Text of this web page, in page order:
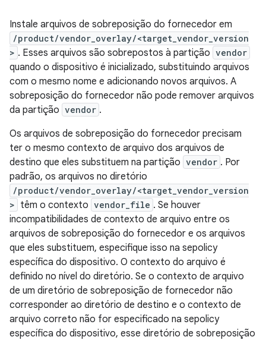
Instale arquivos de sobreposição do fornecedor em
/product/vendor_overlay/<target_vendor_version
> . Esses arquivos são sobrepostos à partição vendor
quando o dispositivo é inicializado, substituindo arquivos
com o mesmo nome e adicionando novos arquivos. A
sobreposição do fornecedor não pode remover arquivos
da partição vendor .
Os arquivos de sobreposição do fornecedor precisam
ter o mesmo contexto de arquivo dos arquivos de
destino que eles substituem na partição vendor . Por
padrão, os arquivos no diretório
/product/vendor_overlay/<target_vendor_version
> têm o contexto vendor_file . Se houver
incompatibilidades de contexto de arquivo entre os
arquivos de sobreposição do fornecedor e os arquivos
que eles substituem, especifique isso na sepolicy
específica do dispositivo. O contexto do arquivo é
definido no nível do diretório. Se o contexto de arquivo
de um diretório de sobreposição de fornecedor não
corresponder ao diretório de destino e o contexto de
arquivo correto não for especificado na sepolicy
específica do dispositivo, esse diretório de sobreposição